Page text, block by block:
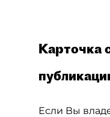
Карточка
Если Вы